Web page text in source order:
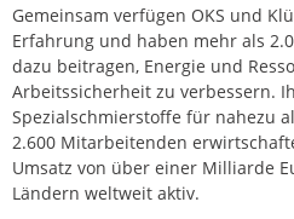
Gemeinsam verfügen OKS und
Erfahrung und haben mehr als
dazu beitragen, Energie und
Arbeitssicherheit zu verbessern.
Spezialschmierstoffe für nahezu
2.600 Mitarbeitenden
Umsatz von über einer Milliarde
Ländern weltweit aktiv.